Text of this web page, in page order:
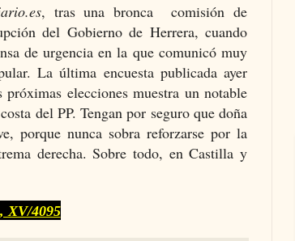
, tras una broncacomisión de
del Gobierno de Herrera, cuando
de urgencia en la que comunicó muy
La última encuesta publicada ayer
elecciones muestra un notable
del PP. Tengan por seguro que doña
porque nunca sobra reforzarse por la
derecha. Sobre todo, en Castilla y
XV/4095